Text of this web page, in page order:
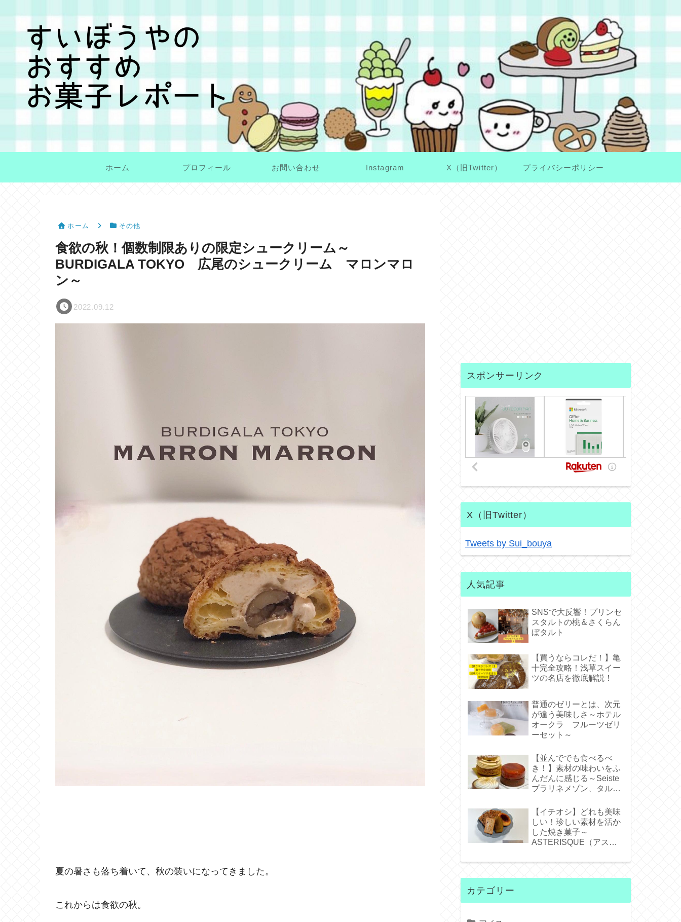
ホーム プロフィール お問い合わせ Instagram X（旧Twitter） プライバシーポリシー
ホーム その他
食欲の秋！個数制限ありの限定シュークリーム～
BURDIGALA TOKYO 広尾のシュークリーム マロンマロ
ン～
2022.09.12
夏の暑さも落ち着いて、秋の装いになってきました。
これからは食欲の秋。
スポンサーリンク
X（旧Twitter）
Tweets by Sui_bouya
人気記事
SNSで大反響！プリンセ
スタルトの桃＆さくらん
ぼタルト
【買うならコレだ！】亀
十完全攻略！浅草スイー
ツの名店を徹底解説！
普通のゼリーとは、次元
が違う美味しさ～ホテル
オークラ フルーツゼリ
ーセット～
【並んででも食べるべ
き！】素材の味わいをふ
んだんに感じる～Seiste
プラリネメゾン、タルト
シトロン～
【イチオシ】どれも美味
しい！珍しい素材を活か
した焼き菓子～
ASTERISQUE（アステ
カテゴリー